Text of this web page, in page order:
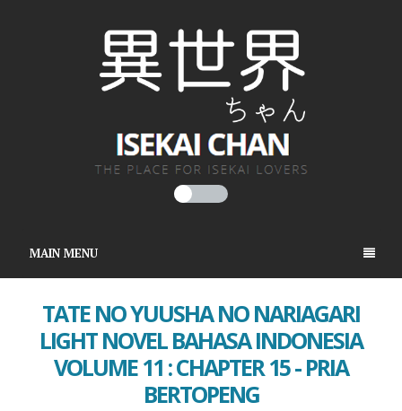
MAIN MENU
TATE NO YUUSHA NO NARIAGARI
LIGHT NOVEL BAHASA INDONESIA
VOLUME 11 : CHAPTER 15 - PRIA
BERTOPENG